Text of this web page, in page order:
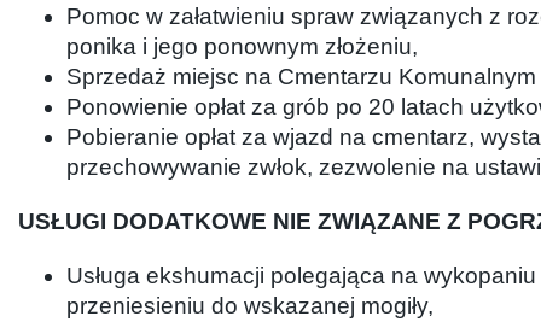
Pomoc w załatwieniu spraw związanych z
ponika i jego ponownym złożeniu,
Sprzedaż miejsc na Cmentarzu
Ponowienie opłat za grób po 20 latach
Pobieranie opłat za wjazd na cmentarz,
przechowywanie zwłok, zezwolenie na
USŁUGI DODATKOWE NIE ZWIĄZANE Z
Usługa ekshumacji polegająca na
przeniesieniu do wskazanej mogiły,